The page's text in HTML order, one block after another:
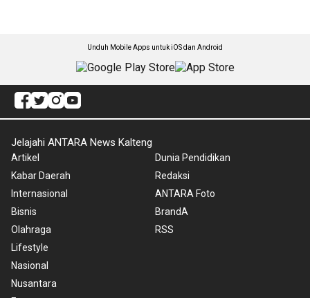
Unduh Mobile Apps untuk iOS dan Android
Jelajahi ANTARA News Kalteng
Artikel
Kabar Daerah
Internasional
Bisnis
Olahraga
Lifestyle
Nasional
Nusantara
Dunia Pendidikan
Redaksi
ANTARA Foto
BrandA
RSS